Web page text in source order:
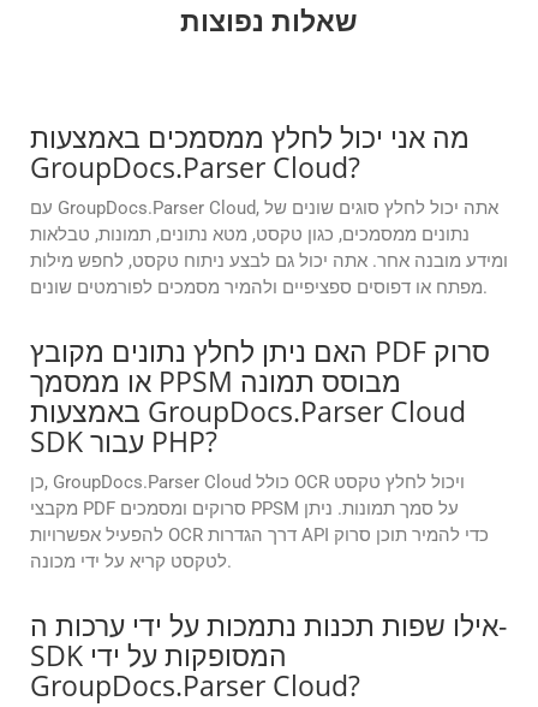
שאלות נפוצות
מה אני יכול לחלץ ממסמכים באמצעות
GroupDocs.Parser Cloud?
עם GroupDocs.Parser Cloud, אתה יכול לחלץ סוגים שונים של
נתונים ממסמכים, כגון טקסט, מטא נתונים, תמונות, טבלאות
ומידע מובנה אחר. אתה יכול גם לבצע ניתוח טקסט, לחפש מילות
מפתח או דפוסים ספציפיים ולהמיר מסמכים לפורמטים שונים.
האם ניתן לחלץ נתונים מקובץ PDF סרוק
או ממסמך PPSM מבוסס תמונה
באמצעות GroupDocs.Parser Cloud
SDK עבור PHP?
כן, GroupDocs.Parser Cloud כולל OCR ויכול לחלץ טקסט
מקבצי PDF סרוקים ומסמכים PPSM על סמך תמונות. ניתן
להפעיל אפשרויות OCR דרך הגדרות API כדי להמיר תוכן סרוק
לטקסט קריא על ידי מכונה.
אילו שפות תכנות נתמכות על ידי ערכות ה-
SDK המסופקות על ידי
GroupDocs.Parser Cloud?